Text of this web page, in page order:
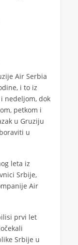
Air Serbia
i to iz
nedeljom, dok
petkom i
u Gruziju
u
leta iz
Srbije,
Air
prvi let
Srbije u